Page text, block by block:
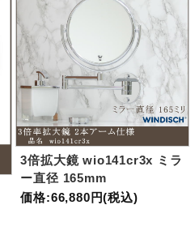
3倍拡大鏡 wio141cr3x ミラ
ー直径 165mm
価格:66,880円(税込)